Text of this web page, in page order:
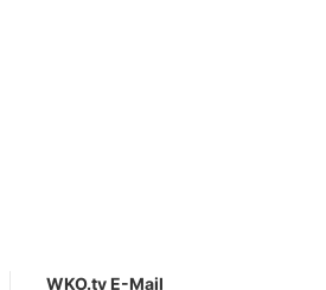
WKO.tv E-Mail